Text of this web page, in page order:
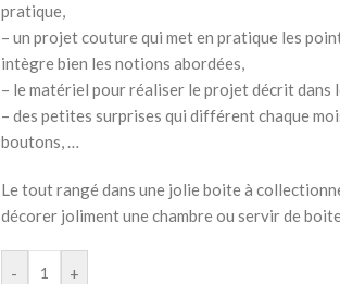
pratique,
– un projet couture qui met en pratique les
intègre bien les notions abordées,
– le matériel pour réaliser le projet décrit dans
– des petites surprises qui différent chaque
boutons, …
Le tout rangé dans une jolie boite à
décorer joliment une chambre ou servir de
- +